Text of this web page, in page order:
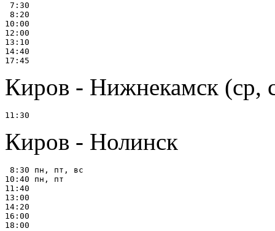
7:30
8:20
10:00
12:00
13:10
14:40
Киров - Нижнекамск (ср,
Киров - Нолинск
8:30 пн, пт, вс
10:40 пн, пт
11:40
13:00
14:20
16:00
18:00